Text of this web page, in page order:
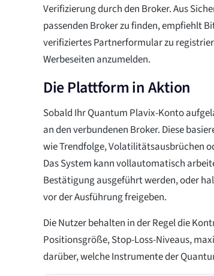
Verifizierung durch den Broker. Aus
passenden Broker zu finden, empfiehlt
verifiziertes Partnerformular zu
Werbeseiten anzumelden.
Die Plattform in Aktion
Sobald Ihr Quantum Plavix-Konto
an den verbundenen Broker. Diese
wie Trendfolge, Volatilitätsausbrüchen
Das System kann vollautomatisch
Bestätigung ausgeführt werden, oder
vor der Ausführung freigeben.
Die Nutzer behalten in der Regel die
Positionsgröße, Stop-Loss-Niveaus,
darüber, welche Instrumente der